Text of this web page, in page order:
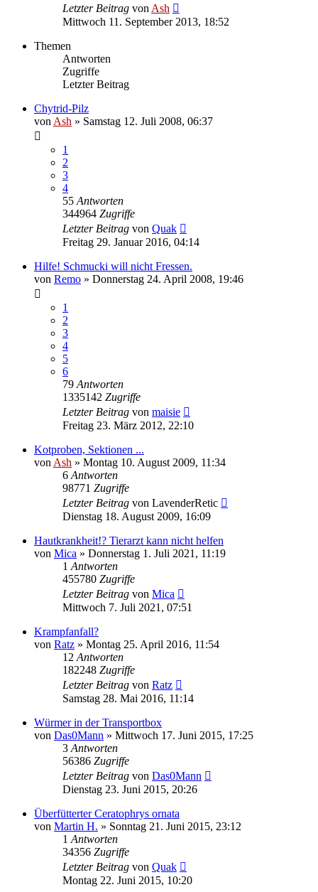
Letzter Beitrag von Ash
Mittwoch 11. September 2013, 18:52
Themen
Antworten
Zugriffe
Letzter Beitrag
Chytrid-Pilz
von Ash » Samstag 12. Juli 2008, 06:37
1
2
3
4
55 Antworten
344964 Zugriffe
Letzter Beitrag von Quak
Freitag 29. Januar 2016, 04:14
Hilfe! Schmucki will nicht Fressen.
von Remo » Donnerstag 24. April 2008, 19:46
1
2
3
4
5
6
79 Antworten
1335142 Zugriffe
Letzter Beitrag von maisie
Freitag 23. März 2012, 22:10
Kotproben, Sektionen ...
von Ash » Montag 10. August 2009, 11:34
6 Antworten
98771 Zugriffe
Letzter Beitrag von LavenderRetic
Dienstag 18. August 2009, 16:09
Hautkrankheit!? Tierarzt kann nicht helfen
von Mica » Donnerstag 1. Juli 2021, 11:19
1 Antworten
455780 Zugriffe
Letzter Beitrag von Mica
Mittwoch 7. Juli 2021, 07:51
Krampfanfall?
von Ratz » Montag 25. April 2016, 11:54
12 Antworten
182248 Zugriffe
Letzter Beitrag von Ratz
Samstag 28. Mai 2016, 11:14
Würmer in der Transportbox
von Das0Mann » Mittwoch 17. Juni 2015, 17:25
3 Antworten
56386 Zugriffe
Letzter Beitrag von Das0Mann
Dienstag 23. Juni 2015, 20:26
Überfütterter Ceratophrys ornata
von Martin H. » Sonntag 21. Juni 2015, 23:12
1 Antworten
34356 Zugriffe
Letzter Beitrag von Quak
Montag 22. Juni 2015, 10:20